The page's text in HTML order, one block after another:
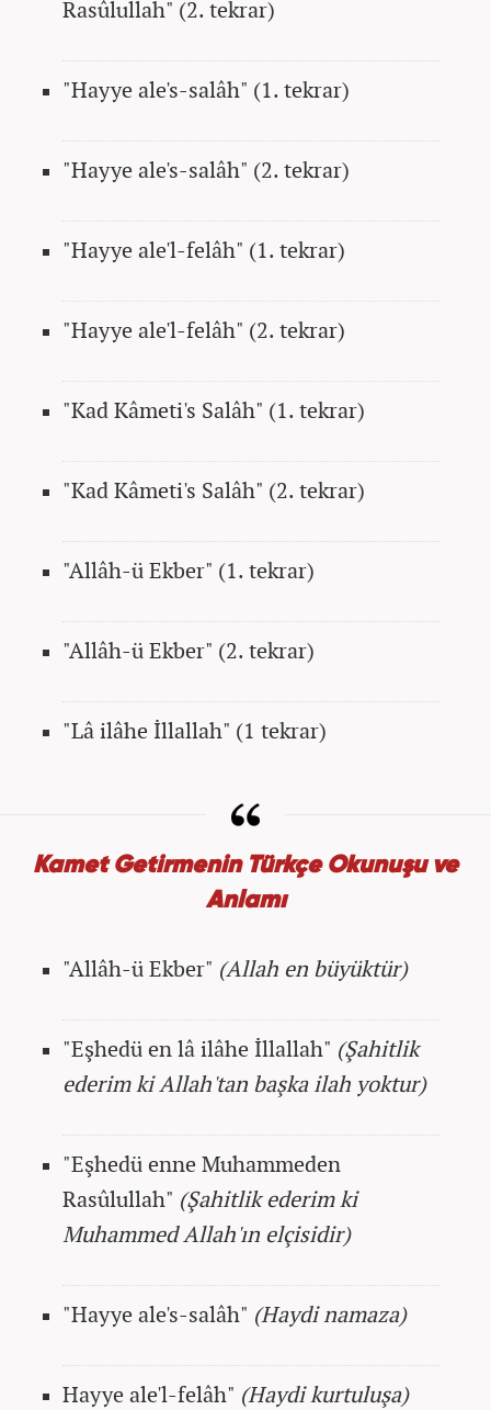
Rasûlullah" (2. tekrar)
"Hayye ale's-salâh" (1. tekrar)
"Hayye ale's-salâh" (2. tekrar)
"Hayye ale'l-felâh" (1. tekrar)
"Hayye ale'l-felâh" (2. tekrar)
"Kad Kâmeti's Salâh" (1. tekrar)
"Kad Kâmeti's Salâh" (2. tekrar)
"Allâh-ü Ekber" (1. tekrar)
"Allâh-ü Ekber" (2. tekrar)
"Lâ ilâhe İllallah" (1 tekrar)
Kamet Getirmenin Türkçe Okunuşu ve
Anlamı
"Allâh-ü Ekber" (Allah en büyüktür)
"Eşhedü en lâ ilâhe İllallah" (Şahitlik
ederim ki Allah'tan başka ilah yoktur)
"Eşhedü enne Muhammeden
Rasûlullah" (Şahitlik ederim ki
Muhammed Allah'ın elçisidir)
"Hayye ale's-salâh" (Haydi namaza)
Hayye ale'l-felâh" (Haydi kurtuluşa)